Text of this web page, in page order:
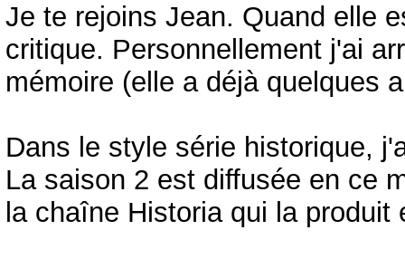
Je te rejoins Jean. Quand elle
critique. Personnellement j'ai
mémoire (elle a déjà quelques
Dans le style série historique,
La saison 2 est diffusée en ce
la chaîne Historia qui la